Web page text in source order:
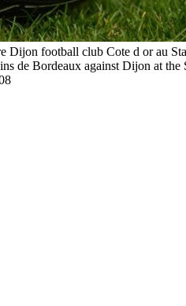
football club Cote d or au
de Bordeaux against Dijon at